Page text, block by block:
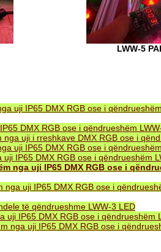
LWW-5
uji IP65 DMX RGB ose i
DMX RGB ose i qëndrueshëm
uji i rreshkave DMX RGB ose i
uji IP65 DMX RGB ose i
IP65 DMX RGB ose i qëndrueshëm
nga uji IP65 DMX RGB ose i
uji IP65 DMX RGB ose i
të qëndrueshme LWW-3 LED
uji IP65 DMX RGB ose i qëndrueshëm
nga uji IP65 DMX RGB ose i